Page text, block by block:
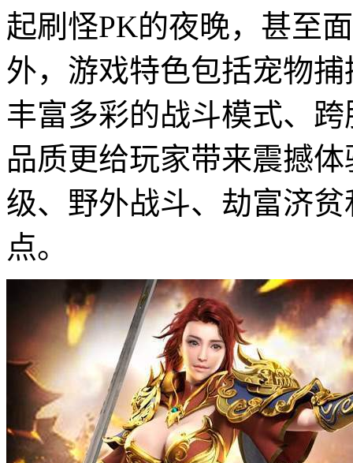
起刷怪PK的夜晚，甚至
外，游戏特色包括宠物捕
丰富多彩的战斗模式、
品质更给玩家带来震撼
级、野外战斗、劫富济
点。